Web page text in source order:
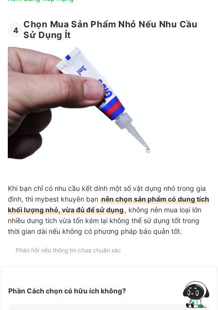
4
Chọn Mua Sản Phẩm Nhỏ Nếu Nhu Cầu
Sử Dụng Ít
Khi bạn chỉ có nhu cầu kết dính một số vật dụng nhỏ trong gia
đình, thì mybest khuyên bạn nên chọn sản phẩm có dung tích
khối lượng nhỏ, vừa đủ để sử dụng, không nên mua loại lớn
nhiều dung tích vừa tốn kém lại không thể sử dụng tốt trong
thời gian dài nếu không có phương pháp bảo quản tốt.
Phản hồi nếu thông tin chưa chuẩn xác
Phần Cách chọn có hữu ích không?